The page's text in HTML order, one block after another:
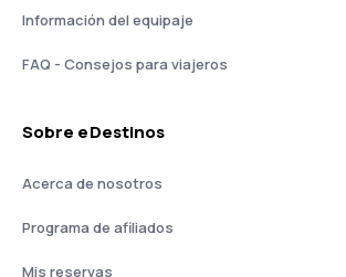
Información del equipaje
FAQ - Consejos para viajeros
Sobre eDestinos
Acerca de nosotros
Programa de afiliados
Mis reservas